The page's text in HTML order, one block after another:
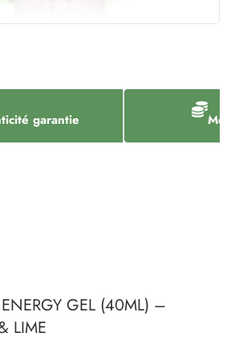
garantie
GEL (40ML) –
LIME